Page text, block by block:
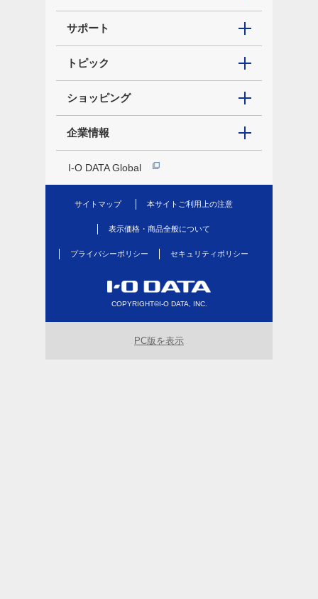
サポート
トピック
ショッピング
企業情報
I-O DATA Global
サイトマップ 本サイトご利用上の注意
表示価格・商品全般について
プライバシーポリシー セキュリティポリシー
COPYRIGHT©I-O DATA, INC.
PC版を表示